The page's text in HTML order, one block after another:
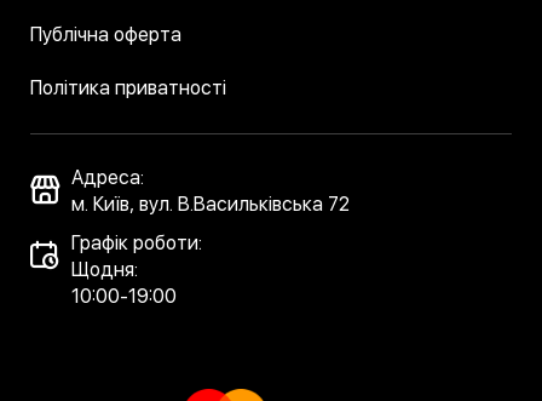
Публічна оферта
Політика приватності
Адреса:
м. Київ, вул. В.Васильківська 72
Графік роботи:
Щодня:
10:00-19:00